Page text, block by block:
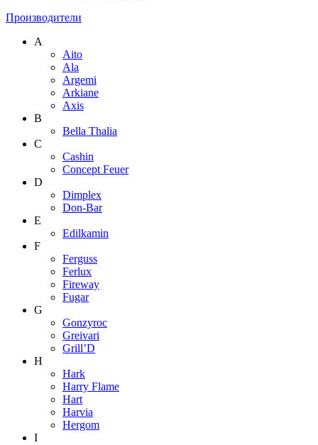
Производители
A
Aito
Ala
Argemi
Arkiane
Axis
B
Bella Thalia
C
Cashin
Concept Feuer
D
Dimplex
Don-Bar
E
Edilkamin
F
Ferguss
Ferlux
Fireway
Fugar
G
Gonzyroc
Greivari
Grill’D
H
Hark
Harry Flame
Hart
Harvia
Hergom
I